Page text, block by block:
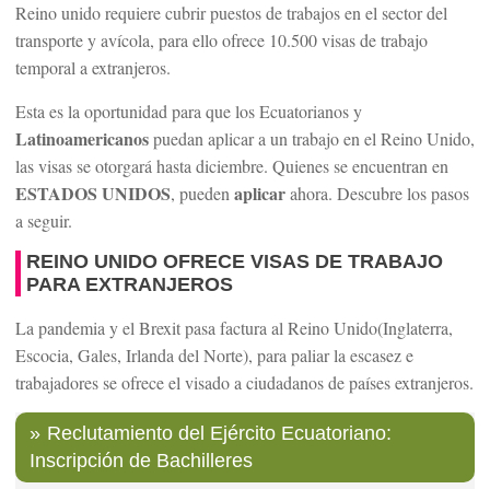
Reino unido requiere cubrir puestos de trabajos en el sector del
transporte y avícola, para ello ofrece 10.500 visas de trabajo
temporal a extranjeros.
Esta es la oportunidad para que los Ecuatorianos y
Latinoamericanospuedan aplicar a un trabajo en el Reino Unido,
las visas se otorgará hasta diciembre. Quienes se encuentran en
ESTADOS UNIDOS, pueden aplicarahora. Descubre los pasos
a seguir.
REINO UNIDO OFRECE VISAS DE TRABAJO
PARA EXTRANJEROS
La pandemia y el Brexit pasa factura al Reino Unido(Inglaterra,
Escocia, Gales, Irlanda del Norte), para paliar la escasez e
trabajadores se ofrece el visado a ciudadanos de países extranjeros.
Reclutamiento del Ejército Ecuatoriano:
Inscripción de Bachilleres